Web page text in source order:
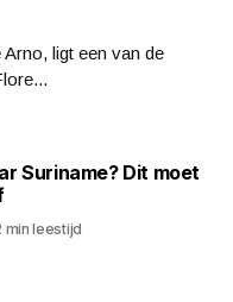
ligt een van de
Suriname? Dit moet
min leestijd